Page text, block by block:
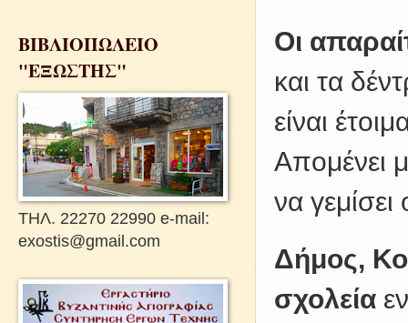
Οι
και τα
είναι
Απομένει
να
Δήμος,
σχολεία
ΒΙΒΛΙΟΠΩΛΕΙΟ
"ΕΞΩΣΤΗΣ"
ΤΗΛ. 22270 22990 e-mail:
exostis@gmail.com